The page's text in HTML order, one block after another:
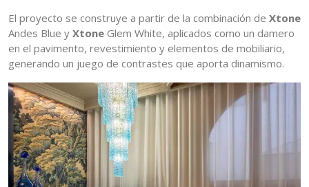
El proyecto se construye a partir de la combinación de Xtone
Andes Blue y Xtone Glem White, aplicados como un damero
en el pavimento, revestimiento y elementos de mobiliario,
generando un juego de contrastes que aporta dinamismo.